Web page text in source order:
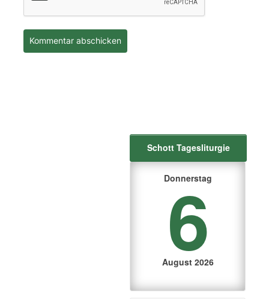
Schott Tagesliturgie
Donnerstag
6
August 2026